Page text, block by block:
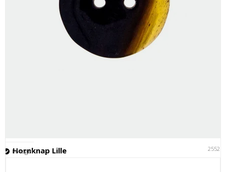
Hornknap Lille 25521
På lager